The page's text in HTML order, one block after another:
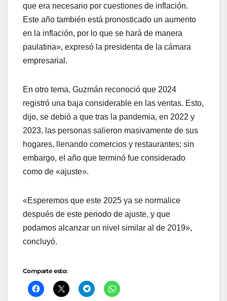
que era necesario por cuestiones de inflación.
Este año también está pronosticado un aumento
en la inflación, por lo que se hará de manera
paulatina», expresó la presidenta de la cámara
empresarial.
En otro tema, Guzmán reconoció que 2024
registró una baja considerable en las ventas. Esto,
dijo, se debió a que tras la pandemia, en 2022 y
2023, las personas salieron masivamente de sus
hogares, llenando comercios y restaurantes; sin
embargo, el año que terminó fue considerado
como de «ajuste».
«Esperemos que este 2025 ya se normalice
después de este periodo de ajuste, y que
podamos alcanzar un nivel similar al de 2019»,
concluyó.
Comparte esto: